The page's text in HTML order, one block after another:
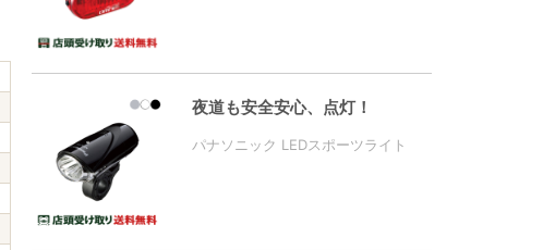
夜道も安全安心、点灯！
パナソニック LEDスポーツライト